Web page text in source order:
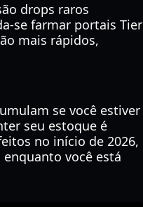
drops raros
se farmar portais Tier
mais rápidos,
se você estiver
seu estoque é
no início de 2026,
você está